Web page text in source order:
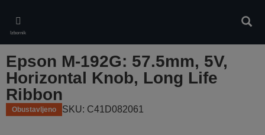
main
content
Izbornik
Epson M-192G: 57.5mm, 5V,
Horizontal Knob, Long Life
Ribbon
Obustavljeno SKU: C41D082061